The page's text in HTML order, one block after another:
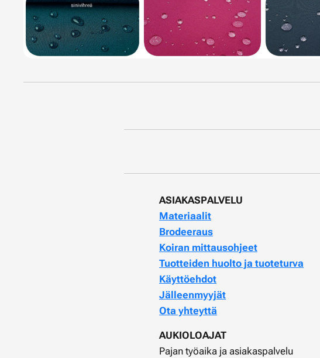
ASIAKASPALVELU
Materiaalit
Brodeeraus
Koiran mittausohjeet
Tuotteiden huolto ja tuoteturva
Käyttöehdot
Jälleenmyyjät
Ota yhteyttä
AUKIOLOAJAT
Pajan työaika ja asiakaspalvelu